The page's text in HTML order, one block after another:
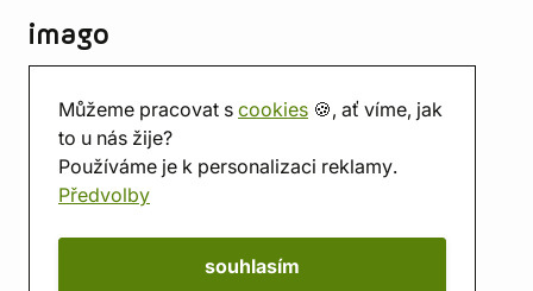
Můžeme pracovat s cookies 🍪, ať víme, jak
to u nás žije?
Používáme je k personalizaci reklamy.
Předvolby
souhlasím
imago
Prodejna
Herna
O nás
Hodnocení obchodu